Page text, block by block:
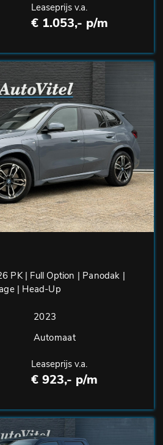
Leaseprijs v.a.
€ 1.053,- p/m
PK | Full Option | Panodak |
| Head-Up
2023
Automaat
Leaseprijs v.a.
€ 923,- p/m